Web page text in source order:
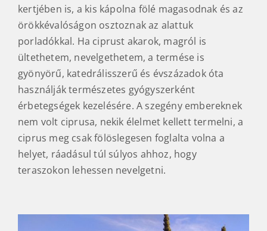
kertjében is, a kis kápolna fölé magasodnak és az
örökkévalóságon osztoznak az alattuk
porladókkal. Ha ciprust akarok, magról is
ültethetem, nevelgethetem, a termése is
gyönyörű, katedrálisszerű és évszázadok óta
használják természetes gyógyszerként
érbetegségek kezelésére. A szegény embereknek
nem volt ciprusa, nekik élelmet kellett termelni, a
ciprus meg csak fölöslegesen foglalta volna a
helyet, ráadásul túl súlyos ahhoz, hogy
teraszokon lehessen nevelgetni.